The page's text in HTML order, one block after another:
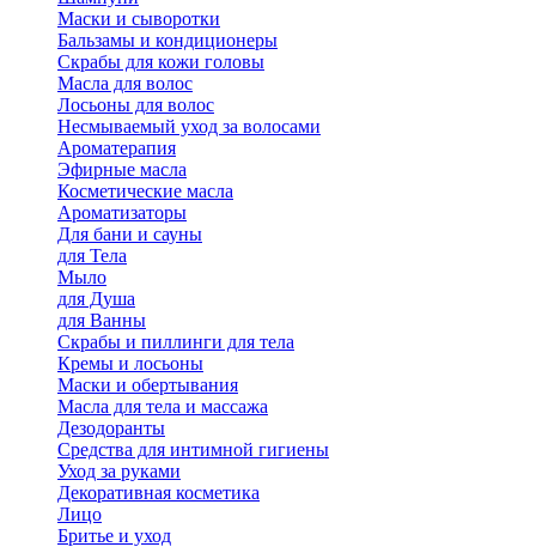
Маски и сыворотки
Бальзамы и кондиционеры
Скрабы для кожи головы
Масла для волос
Лосьоны для волос
Несмываемый уход за волосами
Ароматерапия
Эфирные масла
Косметические масла
Ароматизаторы
Для бани и сауны
для Тела
Мыло
для Душа
для Ванны
Скрабы и пиллинги для тела
Кремы и лосьоны
Маски и обертывания
Масла для тела и массажа
Дезодоранты
Средства для интимной гигиены
Уход за руками
Декоративная косметика
Лицо
Бритье и уход